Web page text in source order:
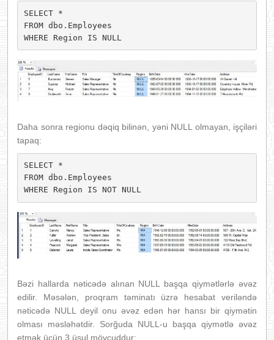
SELECT *
FROM dbo.Employees
WHERE Region IS NULL
Daha sonra regionu dəqiq bilinən, yəni NULL olmayan, işçiləri
tapaq:
SELECT *
FROM dbo.Employees
WHERE Region IS NOT NULL
Bəzi hallarda nəticədə alınan NULL başqa qiymətlərlə əvəz
edilir. Məsələn, proqram təminatı üzrə hesabat veriləndə
nəticədə NULL deyil onu əvəz edən hər hansı bir qiymətin
olması məsləhətdir. Sorğuda NULL-u başqa qiymətlə əvəz
etmək üçün 3 üsul mövcuddur: